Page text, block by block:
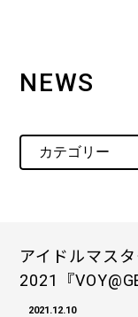
NEWS
アイドルマス
2021『
2021.12.10